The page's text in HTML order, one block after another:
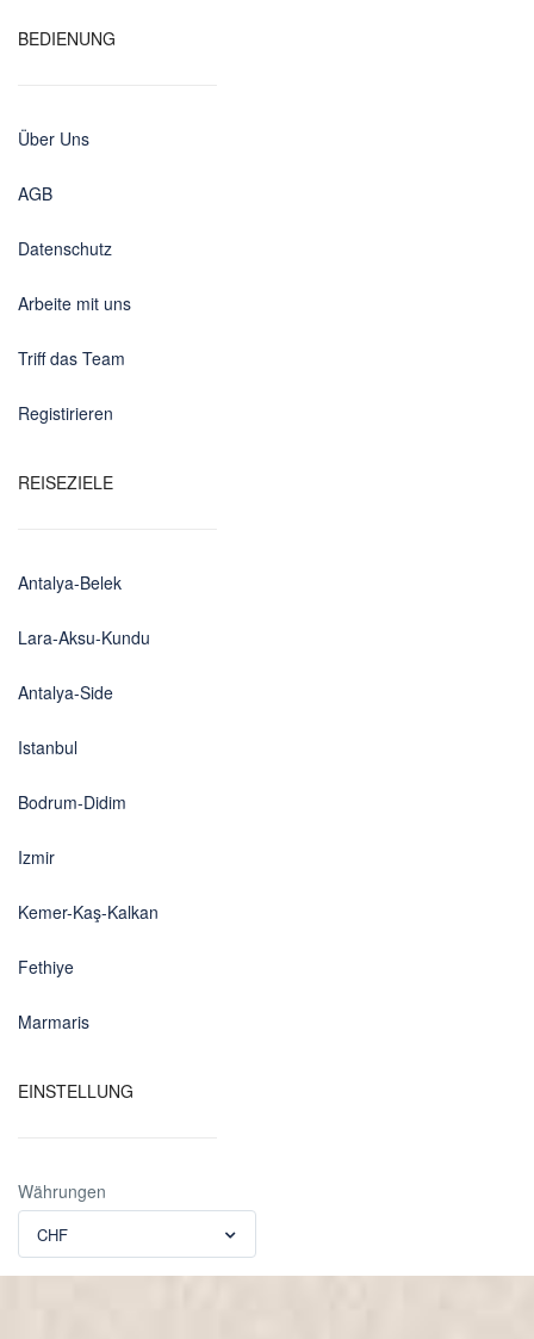
BEDIENUNG
Über Uns
AGB
Datenschutz
Arbeite mit uns
Triff das Team
Registirieren
REISEZIELE
Antalya-Belek
Lara-Aksu-Kundu
Antalya-Side
Istanbul
Bodrum-Didim
Izmir
Kemer-Kaş-Kalkan
Fethiye
Marmaris
EINSTELLUNG
Währungen
CHF